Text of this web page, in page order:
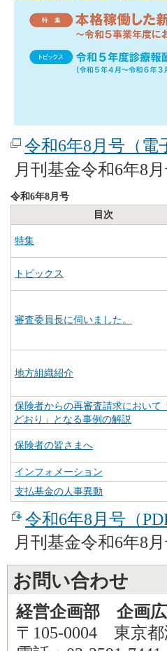
令和6年8月号（
月刊基金令和6年8
令和6年8月号
目次
特集
トピックス
審査委員長に伺いました。
地方組織紹介
保険者からの再審査請求において
どおり」となる事例の解説
保険者の皆さまへ
インフォメーション
支払基金の人事異動
令和6年8月号（
月刊基金令和6年8
お問い合わせ
経営企画部 企画
〒105-0004 東京